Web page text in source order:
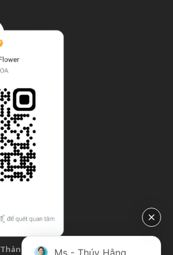
Thành Công Flower| Design bởi
Ms - Thúy Hằng